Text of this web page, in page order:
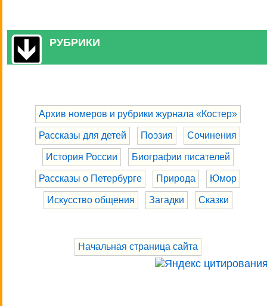
РУБРИКИ
Архив номеров и рубрики журнала «Костер»
Рассказы для детей Поэзия Сочинения
История России Биографии писателей
Рассказы о Петербурге Природа Юмор
Искусство общения Загадки Сказки
Начальная страница сайта